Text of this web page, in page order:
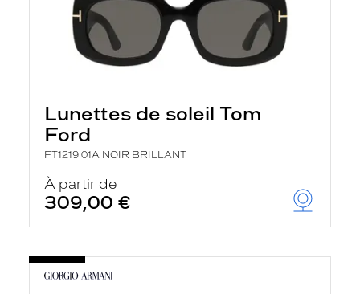
Lunettes de soleil Tom
Ford
FT1219 01A NOIR BRILLANT
À partir de
309,00 €